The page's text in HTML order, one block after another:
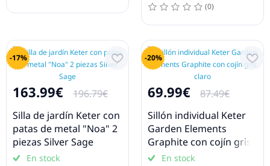
(0)
-17%
163.99€
196.79€
Silla de jardín Keter con
patas de metal "Noa" 2
piezas Silver Sage
En stock
-20%
69.99€
87.49€
Sillón individual Keter
Garden Elements
Graphite con cojín gris
claroEn stock